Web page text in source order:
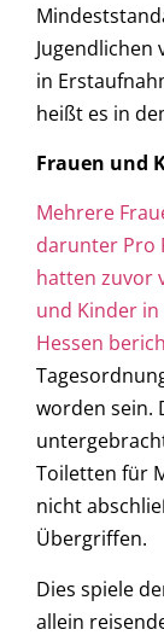
in
heißt es in
Frauen und
Mehrere
darunter Pro
hatten zuvor
und Kinder
Hessen
worden sein.
Toiletten für
nicht
Übergriffen.
Dies spiele
allein